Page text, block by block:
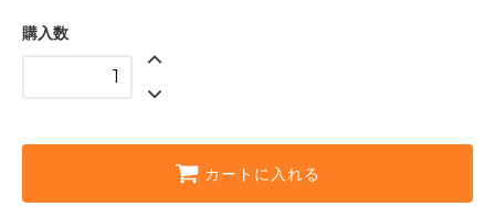
購入数
カートに入れる